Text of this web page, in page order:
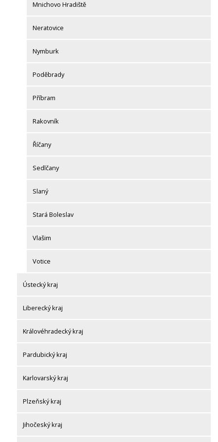
Mnichovo Hradiště
Neratovice
Nymburk
Poděbrady
Příbram
Rakovník
Říčany
Sedlčany
Slaný
Stará Boleslav
Vlašim
Votice
Ústecký kraj
Liberecký kraj
Královéhradecký kraj
Pardubický kraj
Karlovarský kraj
Plzeňský kraj
Jihočeský kraj